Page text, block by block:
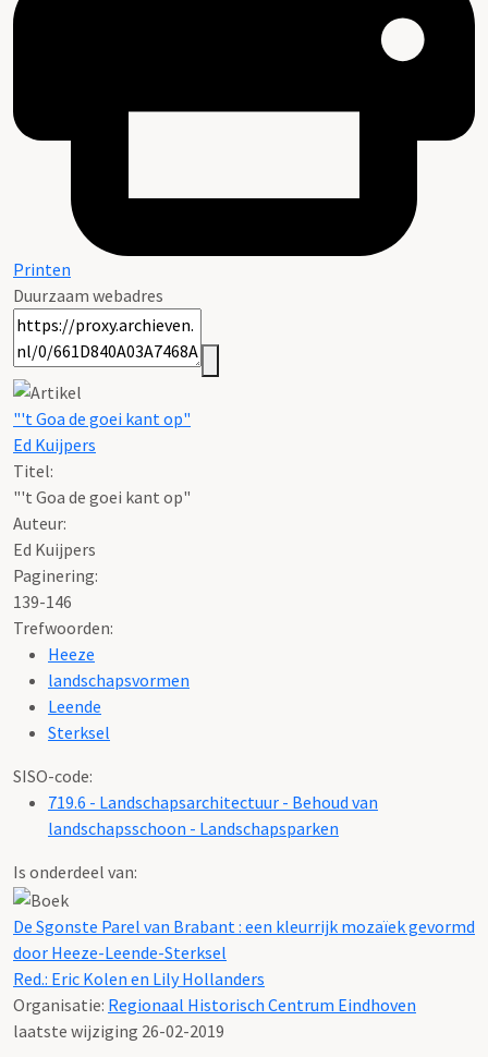
Printen
Duurzaam webadres
"'t Goa de goei kant op"
Ed Kuijpers
Titel:
"'t Goa de goei kant op"
Auteur:
Ed Kuijpers
Paginering:
139-146
Trefwoorden:
Heeze
landschapsvormen
Leende
Sterksel
SISO-code:
719.6 - Landschapsarchitectuur - Behoud van
landschapsschoon - Landschapsparken
Is onderdeel van:
De Sgonste Parel van Brabant : een kleurrijk mozaïek gevormd
door Heeze-Leende-Sterksel
Red.: Eric Kolen en Lily Hollanders
Organisatie: Regionaal Historisch Centrum Eindhoven
laatste wijziging 26-02-2019